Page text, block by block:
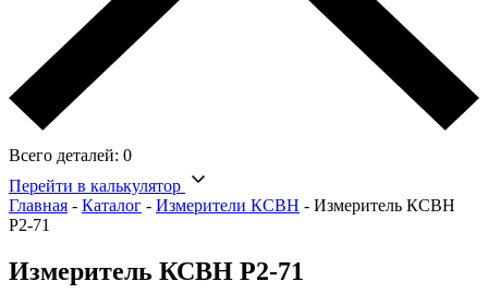
Всего деталей: 0
Перейти в калькулятор
Главная - Каталог - Измерители КСВН - Измеритель КСВН
Р2-71
Измеритель КСВН Р2-71